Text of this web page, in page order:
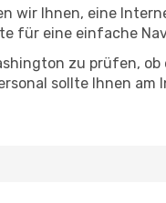
wir Ihnen, eine
für eine einfache
zu prüfen,
sollte Ihnen